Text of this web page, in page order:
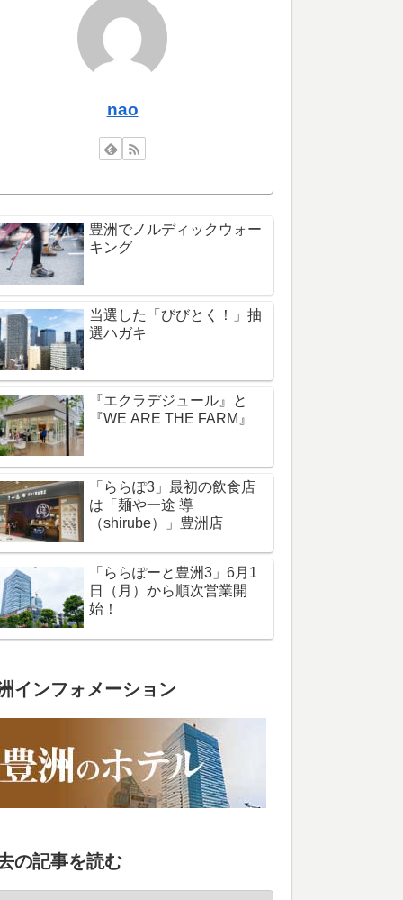
nao
豊洲でノルディックウォー
キング
当選した「びびとく！」抽
選ハガキ
『エクラデジュール』と
『WE ARE THE FARM』
「ららぽ3」最初の飲食店
は「麺や一途 導
（shirube）」豊洲店
「ららぽーと豊洲3」6月1
日（月）から順次営業開
始！
インフォメーション
の記事を読む